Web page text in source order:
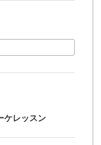
ケレッスン